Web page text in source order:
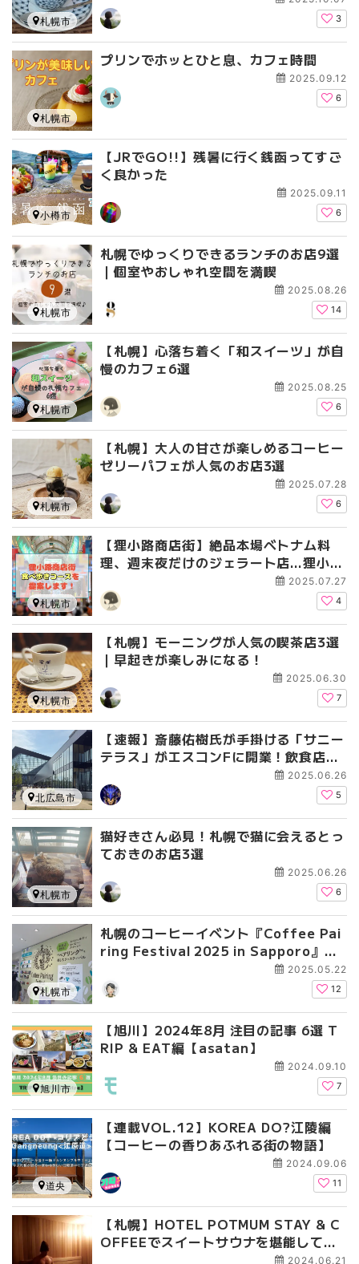
3
札幌市
プリンでホッとひと息、カフェ時間
2025.09.12
6
札幌市
【JRでGO!!】残暑に行く銭函ってすご
く良かった
2025.09.11
6
小樽市
札幌でゆっくりできるランチのお店9選
｜個室やおしゃれ空間を満喫
2025.08.26
14
札幌市
【札幌】心落ち着く「和スイーツ」が自
慢のカフェ6選
2025.08.25
6
札幌市
【札幌】大人の甘さが楽しめるコーヒー
ゼリーパフェが人気のお店3選
2025.07.28
6
札幌市
【狸小路商店街】絶品本場ベトナム料
理、週末夜だけのジェラート店…狸小路
商店街食べ歩きコースを提案します！
2025.07.27
4
札幌市
【札幌】モーニングが人気の喫茶店3選
｜早起きが楽しみになる！
2025.06.30
7
札幌市
【速報】斎藤佑樹氏が手掛ける「サニー
テラス」がエスコンFに開業！飲食店や
2025.06.26
5
北広島市
猫好きさん必見！札幌で猫に会えるとっ
ておきのお店3選
2025.06.26
6
札幌市
札幌のコーヒーイベント『Coffee Pai
ring Festival 2025 in Sapporo』体
験記｜北海道初出店＆スイーツペアリン
グも！
2025.05.22
12
札幌市
【旭川】2024年8月 注目の記事 6選 T
RIP & EAT編【asatan】
2024.09.10
7
旭川市
【連載VOL.12】KOREA DO?江陵編
【コーヒーの香りあふれる街の物語】
2024.09.06
11
道央
【札幌】HOTEL POTMUM STAY & C
OFFEEでスイートサウナを堪能してき
2024.06.21